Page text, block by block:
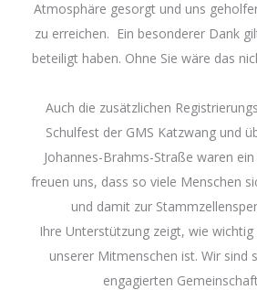
Atmosphäre gesorgt und uns
zu erreichen. Ein besonderer Dank
beteiligt haben. Ohne Sie wäre das
Auch die zusätzlichen
Schulfest der GMS Katzwang und
Johannes-Brahms-Straße waren
freuen uns, dass so viele Menschen
und damit zur
Ihre Unterstützung zeigt, wie
unserer Mitmenschen ist. Wir sind
engagierten